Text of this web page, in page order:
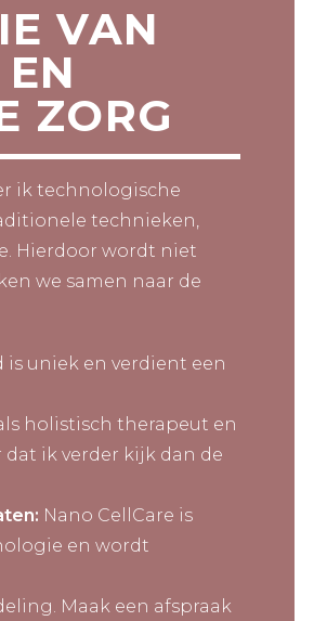
VAN
ZORG
ik technologische
technieken,
Hierdoor wordt niet
we samen naar de
is uniek en verdient een
holistisch therapeut en
ik verder kijk dan de
Nano CellCare is
en wordt
Maak een afspraak